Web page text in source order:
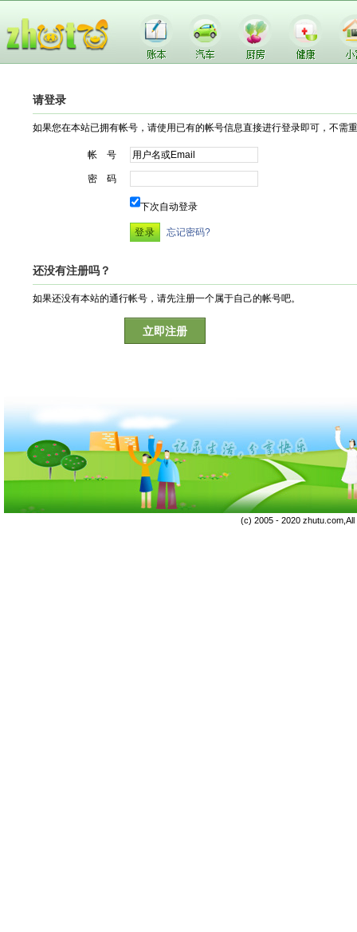
请登录
如果您在本站已拥有帐号，请使用已有的帐号信息直接进行登录即可，不需
帐 号
密 码
下次自动登录
忘记密码?
还没有注册吗？
如果还没有本站的通行帐号，请先注册一个属于自己的帐号吧。
立即注册
(c) 2005 - 2020